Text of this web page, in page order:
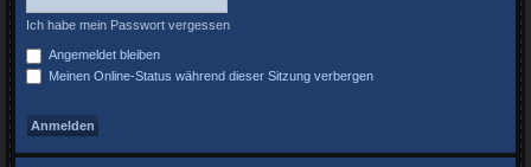
Ich habe mein Passwort vergessen
Angemeldet bleiben
Meinen Online-Status während dieser Sitzung verbergen